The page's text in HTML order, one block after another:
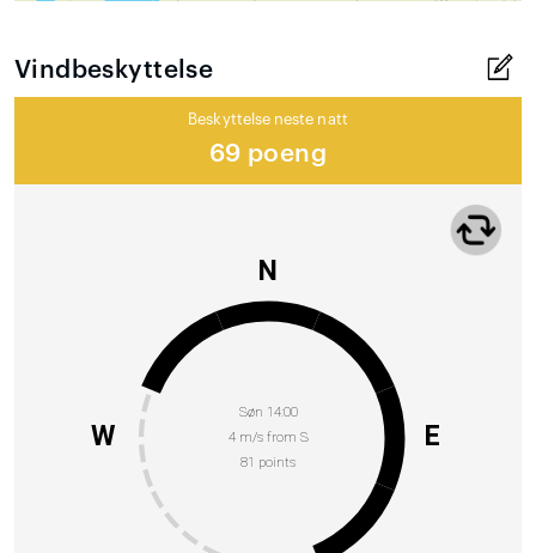
Vindbeskyttelse
Beskyttelse neste natt
69 poeng
Søn 14:00
4 m/s from S
81 points
N
E
W